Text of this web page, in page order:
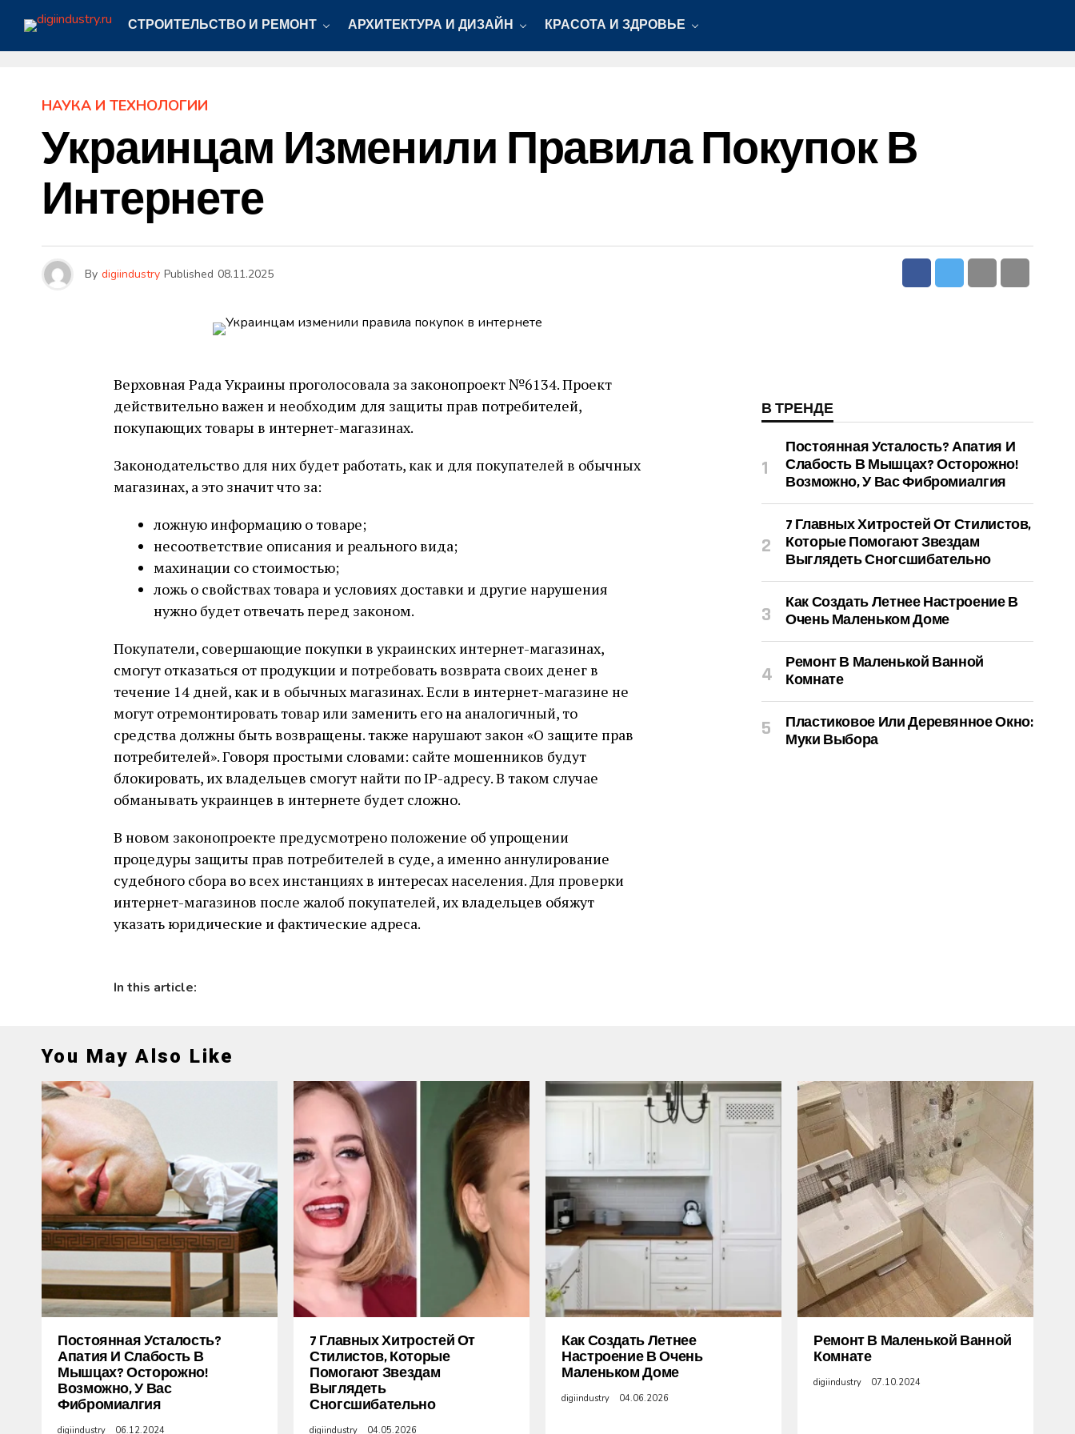
СТРОИТЕЛЬСТВО И РЕМОНТ АРХИТЕКТУРА И ДИЗАЙН КРАСОТА И ЗДРОВЬЕ
НАУКА И ТЕХНОЛОГИИ
Украинцам Изменили Правила Покупок В
Интернете
By digiindustry Published 08.11.2025
Верховная Рада Украины проголосовала за законопроект №6134. Проект
действительно важен и необходим для защиты прав потребителей,
покупающих товары в интернет-магазинах.
Законодательство для них будет работать, как и для покупателей в обычных
магазинах, а это значит что за:
ложную информацию о товаре;
несоответствие описания и реального вида;
махинации со стоимостью;
ложь о свойствах товара и условиях доставки и другие нарушения
нужно будет отвечать перед законом.
Покупатели, совершающие покупки в украинских интернет-магазинах,
смогут отказаться от продукции и потребовать возврата своих денег в
течение 14 дней, как и в обычных магазинах. Если в интернет-магазине не
могут отремонтировать товар или заменить его на аналогичный, то
средства должны быть возвращены. также нарушают закон «О защите прав
потребителей». Говоря простыми словами: сайте мошенников будут
блокировать, их владельцев смогут найти по IP-адресу. В таком случае
обманывать украинцев в интернете будет сложно.
В новом законопроекте предусмотрено положение об упрощении
процедуры защиты прав потребителей в суде, а именно аннулирование
судебного сбора во всех инстанциях в интересах населения. Для проверки
интернет-магазинов после жалоб покупателей, их владельцев обяжут
указать юридические и фактические адреса.
In this article:
В ТРЕНДЕ
Постоянная Усталость? Апатия И
Слабость В Мышцах? Осторожно!
Возможно, У Вас Фибромиалгия
7 Главных Хитростей От Стилистов,
Которые Помогают Звездам
Выглядеть Сногсшибательно
Как Создать Летнее Настроение В
Очень Маленьком Доме
Ремонт В Маленькой Ванной
Комнате
Пластиковое Или Деревянное Окно:
Муки Выбора
You May Also Like
Постоянная Усталость?
Апатия И Слабость В
Мышцах? Осторожно!
Возможно, У Вас
Фибромиалгия
digiindustry 06.12.2024
7 Главных Хитростей От
Стилистов, Которые
Помогают Звездам
Выглядеть
Сногсшибательно
digiindustry 04.05.2026
Как Создать Летнее
Настроение В Очень
Маленьком Доме
digiindustry 04.06.2026
Ремонт В Маленькой Ванной
Комнате
digiindustry 07.10.2024